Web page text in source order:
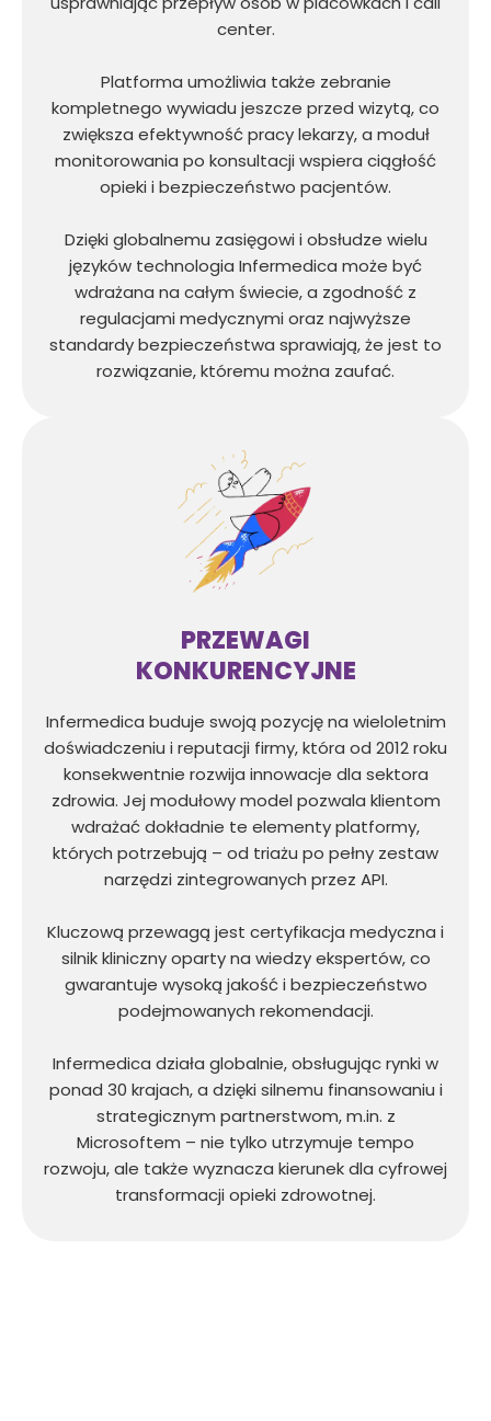
center.
Platforma umożliwia także zebranie
kompletnego wywiadu jeszcze przed wizytą, co
zwiększa efektywność pracy lekarzy, a moduł
monitorowania po konsultacji wspiera ciągłość
opieki i bezpieczeństwo pacjentów.
Dzięki globalnemu zasięgowi i obsłudze wielu
języków technologia Infermedica może być
wdrażana na całym świecie, a zgodność z
regulacjami medycznymi oraz najwyższe
standardy bezpieczeństwa sprawiają, że jest to
rozwiązanie, któremu można zaufać.
PRZEWAGI
KONKURENCYJNE
Infermedica buduje swoją pozycję na wieloletnim
doświadczeniu i reputacji firmy, która od 2012 roku
konsekwentnie rozwija innowacje dla sektora
zdrowia. Jej modułowy model pozwala klientom
wdrażać dokładnie te elementy platformy,
których potrzebują – od triażu po pełny zestaw
narzędzi zintegrowanych przez API.
Kluczową przewagą jest certyfikacja medyczna i
silnik kliniczny oparty na wiedzy ekspertów, co
gwarantuje wysoką jakość i bezpieczeństwo
podejmowanych rekomendacji.
Infermedica działa globalnie, obsługując rynki w
ponad 30 krajach, a dzięki silnemu finansowaniu i
strategicznym partnerstwom, m.in. z
Microsoftem – nie tylko utrzymuje tempo
rozwoju, ale także wyznacza kierunek dla cyfrowej
transformacji opieki zdrowotnej.